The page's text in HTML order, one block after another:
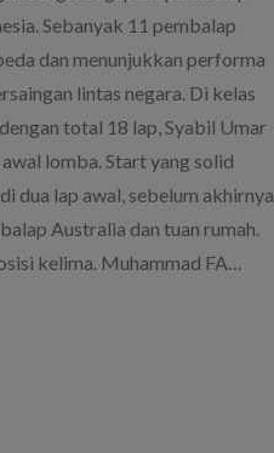
Sebanyak 11 pembalap
dan menunjukkan performa
lintas negara. Di kelas
total 18 lap, Syabil Umar
lomba. Start yang solid
dua lap awal, sebelum akhirnya
Australia dan tuan rumah.
kelima. Muhammad FA…